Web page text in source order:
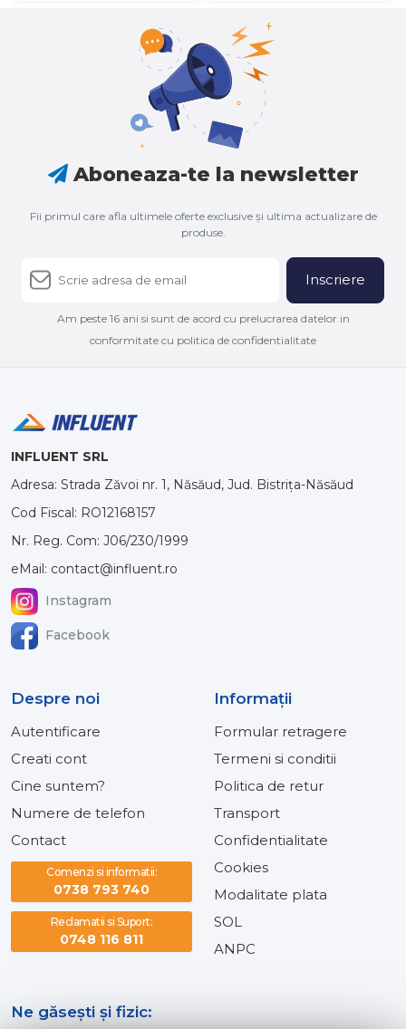
Aboneaza-te la newsletter
Fii primul care afla ultimele oferte exclusive și ultima actualizare de
produse.
Inscriere
Am peste 16 ani si sunt de acord cu prelucrarea datelor in
conformitate cu politica de confidentialitate
INFLUENT SRL
Adresa: Strada Zăvoi nr. 1, Năsăud, Jud. Bistrița-Năsăud
Cod Fiscal: RO12168157
Nr. Reg. Com: J06/230/1999
eMail: contact@influent.ro
Instagram
Facebook
Despre noi
Autentificare
Creati cont
Cine suntem?
Numere de telefon
Contact
Comenzi si informatii:
0738 793 740
Reclamatii si Suport:
0748 116 811
Informaţii
Formular retragere
Termeni si conditii
Politica de retur
Transport
Confidentialitate
Cookies
Modalitate plata
SOL
ANPC
Ne găsești și fizic: